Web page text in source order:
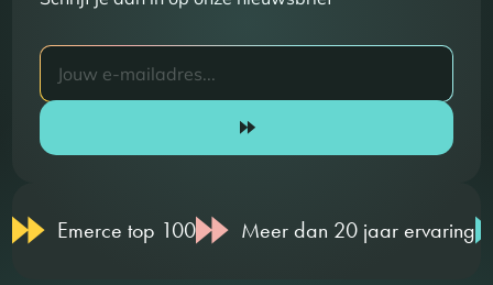
Emerce top 100 Meer dan 20 jaar ervaring